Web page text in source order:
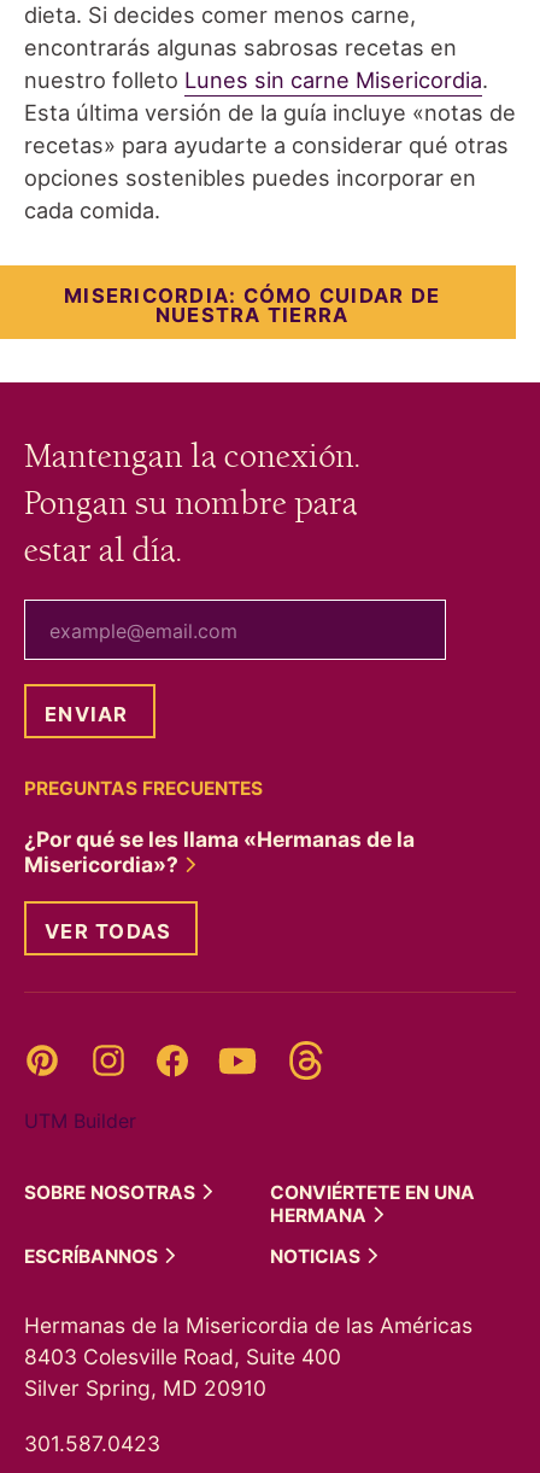
dieta. Si decides comer menos carne,
encontrarás algunas sabrosas recetas en
nuestro folleto Lunes sin carne Misericordia.
Esta última versión de la guía incluye «notas de
recetas» para ayudarte a considerar qué otras
opciones sostenibles puedes incorporar en
cada comida.
MISERICORDIA: CÓMO CUIDAR DE
NUESTRA TIERRA
Mantengan la conexión.
Pongan su nombre para
estar al día.
PREGUNTAS FRECUENTES
¿Por qué se les llama «Hermanas de la
Misericordia»?
VER TODAS
Pinterest InstagramFacebookYouTube
UTM Builder
SOBRE NOSOTRAS
CONVIÉRTETE EN UNA
HERMANA
ESCRÍBANNOS
NOTICIAS
Hermanas de la Misericordia de las Américas
8403 Colesville Road, Suite 400
Silver Spring, MD 20910
301.587.0423